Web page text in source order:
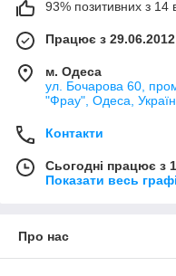
93% позитивних з 14
Працює з 29.06.2012
м. Одеса
ул. Бочарова 60,
"Фрау", Одеса,
Контакти
Сьогодні працює з
Показати весь
Про нас